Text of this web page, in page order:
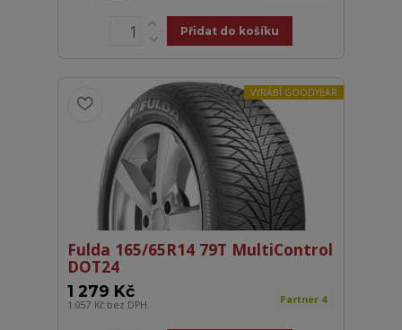
Přidat do košíku
VYRÁBÍ GOODYEAR
Fulda 165/65R14 79T MultiControl
DOT24
1 279 Kč
1 057 Kč bez DPH Partner 4